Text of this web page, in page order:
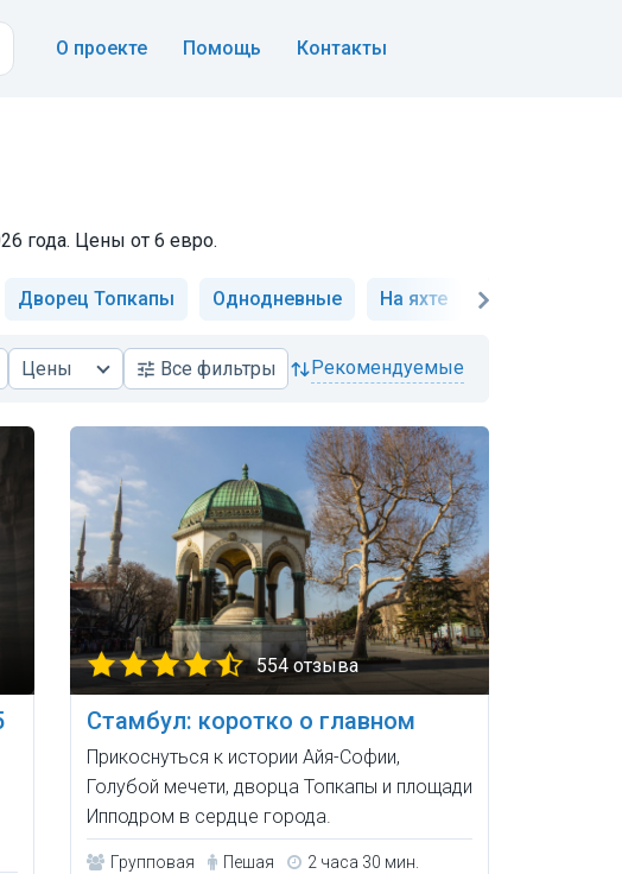
О проекте Помощь Контакты
года. Цены от 6 евро.
Дворец Топкапы Однодневные На яхте Айя-София
Цены Всефильтры рекомендуемые
554 отзыва
Стамбул: коротко о главном
Прикоснуться к истории Айя-Софии,
Голубой мечети, дворца Топкапы и площади
Ипподром в сердце города.
Групповая Пешая 2 часа 30 мин.